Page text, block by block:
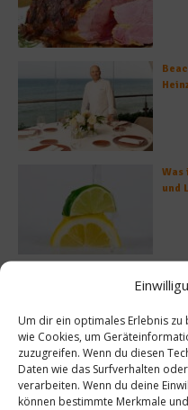
Um dir ein optimales Erlebnis
wie Cookies, um
zuzugreifen. Wenn du diesen
Daten wie das Surfverhalten
verarbeiten. Wenn du deine
können bestimmte Merkmale
Was
und